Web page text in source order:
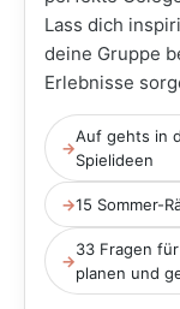
Lass dich
deine Gruppe
Erlebnisse
→
Auf gehts in
Spielideen
→15 Sommer-
→
33 Fragen
planen und